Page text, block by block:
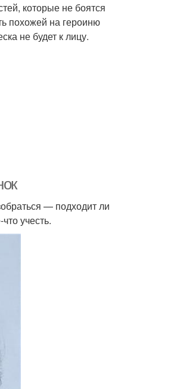
которые не боятся
похожей на героиню
не будет к лицу.
— подходит ли
учесть.